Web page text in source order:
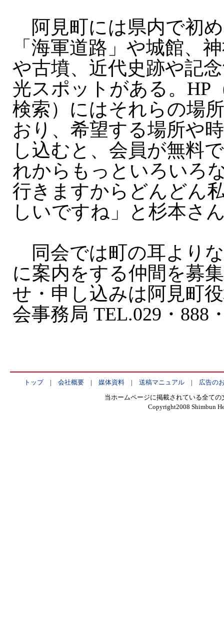
阿見町には県内で初
「海軍道路」や城館、
や古墳、近代史跡や記
光スポットがある。HP
検索）にはそれらの場
おり、希望する場所や
し込むと、会員が無料
れからもっといろいろ
行きますからどんどん
しいですね」と杉本さ
同会では町の耳より
に案内をする仲間を募
せ・申し込みは阿見町
会事務局 TEL.029・888
トップ| 会社概要| 媒体資料| 送稿マニュアル| 広告の
当ホームページに掲載されている全て
Copyright2008 Shimbun